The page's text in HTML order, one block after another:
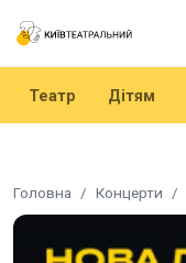
Театр Дітям
Головна Концерти